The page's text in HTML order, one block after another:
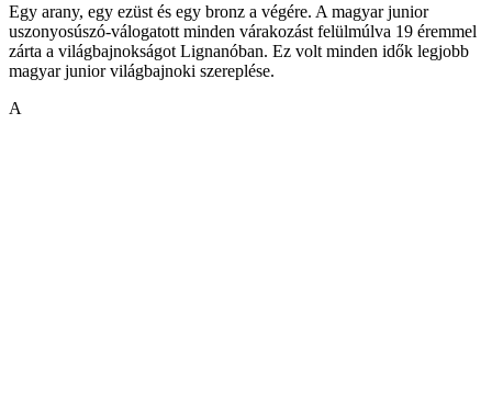
Egy arany, egy ezüst és egy bronz a végére. A magyar junior
uszonyosúszó-válogatott minden várakozást felülmúlva 19 éremmel
zárta a világbajnokságot Lignanóban. Ez volt minden idők legjobb
magyar junior világbajnoki szereplése.
A